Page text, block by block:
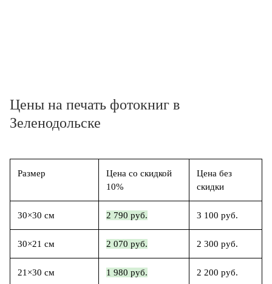
Цены на печать фотокниг в
Зеленодольске
Размер
Цена со скидкой
10%
Цена без
скидки
30×30 см 2 790 руб. 3 100 руб.
30×21 см 2 070 руб. 2 300 руб.
21×30 см 1 980 руб. 2 200 руб.